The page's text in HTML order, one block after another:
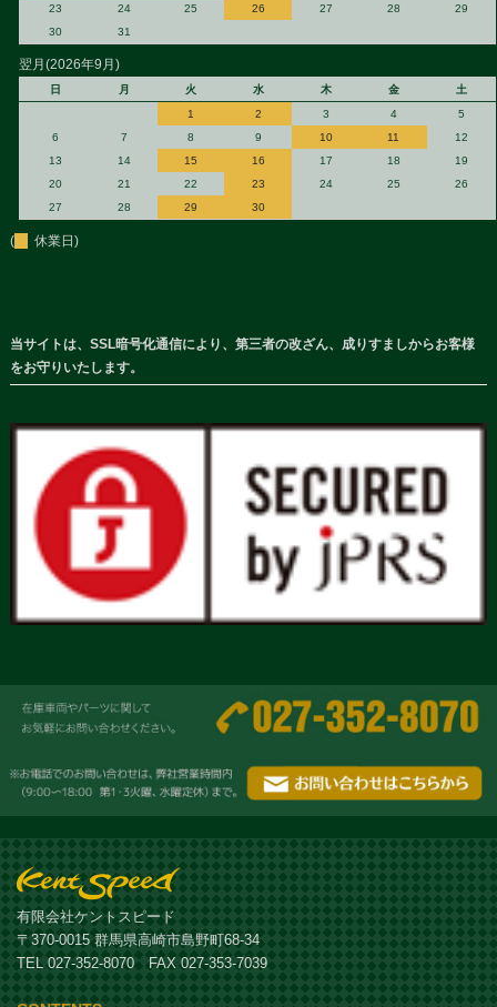
23
24 25 26 27 28
29
30
31
翌月(2026年9月)
日 月 火 水 木 金
土
1
2 3 4
5
6
7 8 9 10 11
12
13
14 15 16 17 18
19
20
21 22 23 24 25
26
27
28 29 30
( 休業日)
当サイトは、SSL暗号化通信により、第三者の改ざん、成りすましからお客様
をお守りいたします。
有限会社ケントスピード
〒370-0015 群馬県高崎市島野町68-34
TEL 027-352-8070 FAX 027-353-7039